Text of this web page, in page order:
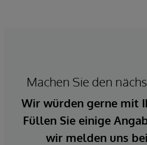
Machen Sie den
Wir würden gerne mit
Füllen Sie einige
wir melden uns